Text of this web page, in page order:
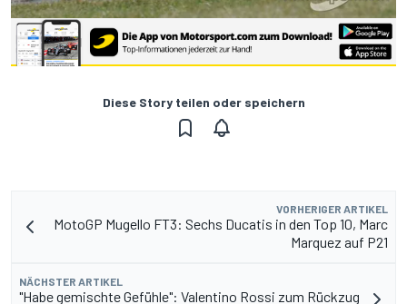
Diese Story teilen oder speichern
VORHERIGER ARTIKEL
MotoGP Mugello FT3: Sechs Ducatis in den Top 10, Marc
Marquez auf P21
NÄCHSTER ARTIKEL
"Habe gemischte Gefühle": Valentino Rossi zum Rückzug